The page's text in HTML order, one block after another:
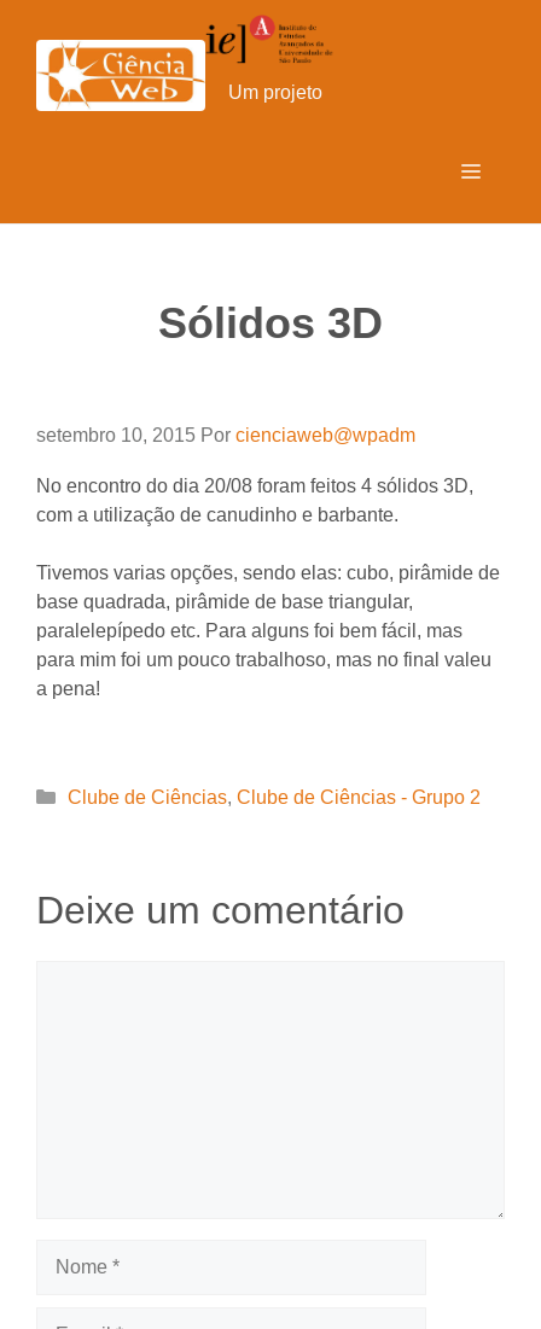
para
conteúdo
Um projeto
Menu
Sólidos 3D
setembro 10, 2015 Por cienciaweb@wpadm
No encontro do dia 20/08 foram feitos 4 sólidos 3D,
com a utilização de canudinho e barbante.
Tivemos varias opções, sendo elas: cubo, pirâmide de
base quadrada, pirâmide de base triangular,
paralelepípedo etc. Para alguns foi bem fácil, mas
para mim foi um pouco trabalhoso, mas no final valeu
a pena!
Categorias
Clube de Ciências, Clube de Ciências - Grupo 2
Deixe um comentário